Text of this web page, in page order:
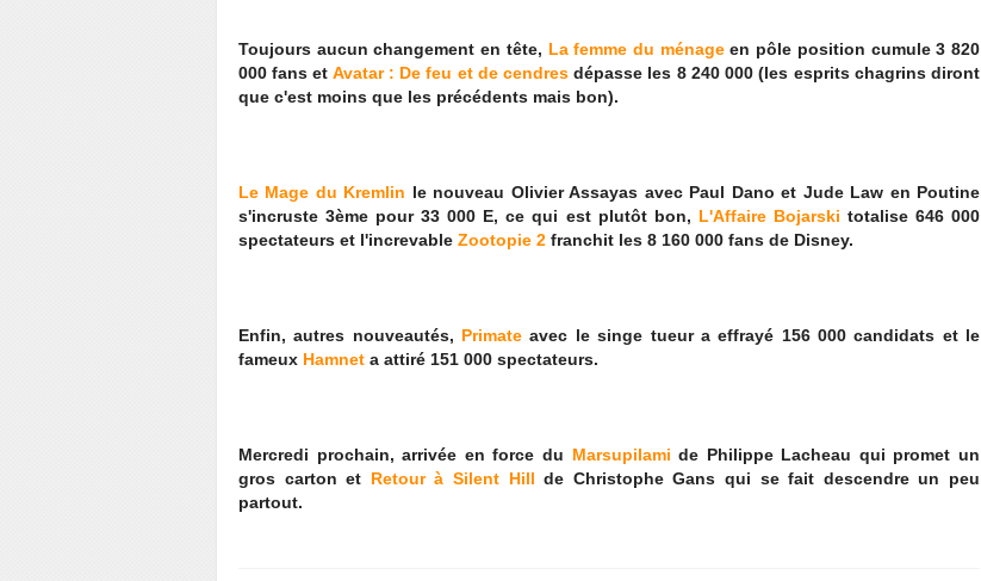
Toujours aucun changement en tête, La femme du ménageen pôle position cumule 3 820
000 fans et Avatar : De feu et de cendres dépasse les 8 240 000 (les esprits chagrins diront
que c'est moins que les précédents mais bon).
Le Mage du Kremlin le nouveau Olivier Assayas avec Paul Dano et Jude Law en Poutine
s'incruste 3ème pour 33 000 E, ce qui est plutôt bon, L'Affaire Bojarski totalise 646 000
spectateurs et l'increvable Zootopie 2 franchit les 8 160 000 fans de Disney.
Enfin, autres nouveautés, Primate avec le singe tueur a effrayé 156 000 candidats et le
fameux Hamnet a attiré 151 000 spectateurs.
Mercredi prochain, arrivée en force du Marsupilami de Philippe Lacheau qui promet un
gros carton et Retour à Silent Hill de Christophe Gans qui se fait descendre un peu
partout.